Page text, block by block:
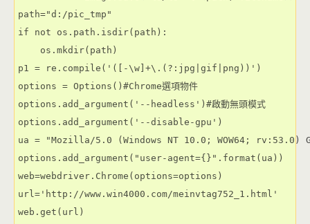
path="d:/pic_tmp"
if not os.path.isdir(path):
    os.mkdir(path)
p1 = re.compile('([-\w]+\.(?:jpg|gif|png))')
options = Options()#Chrome選項物件
options.add_argument('--headless')#啟動無頭模式
options.add_argument('--disable-gpu')
ua = "Mozilla/5.0 (Windows NT 10.0; WOW64; rv:53.0)
options.add_argument("user-agent={}".format(ua))
web=webdriver.Chrome(options=options)
url='http://www.win4000.com/meinvtag752_1.html'
web.get(url)